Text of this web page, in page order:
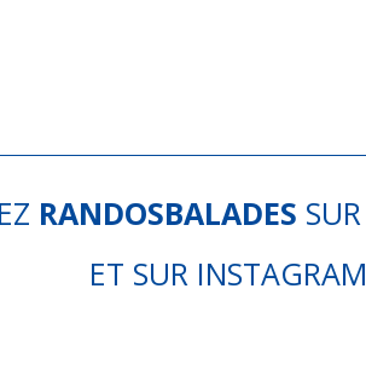
RANDOSBALADES SUR
ET SUR INSTAGRAM